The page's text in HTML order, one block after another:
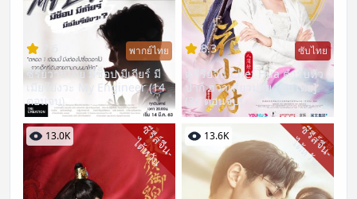
7.6 พากย์ไทย
ซีรี่ย์วายไทย มีช็อป มีเกียร์ มี
เมียรึยังวะ My Engineer (14
ตอนจบ)
8.3 ซับไทย
ดูซีรี่ย์จีน Chef Hua ตำรับหัว
ป่าก์ ฮวาเสี่ยวม่าย [ซับไทย]
(36 ตอนจบ)
13.0K ซี
รี
ส์
จี
น
-
ไ
ต้
ห
วั
น 13.6K ซี
รี
ส์
จี
น
-
ไ
ต้
ห
วั
น